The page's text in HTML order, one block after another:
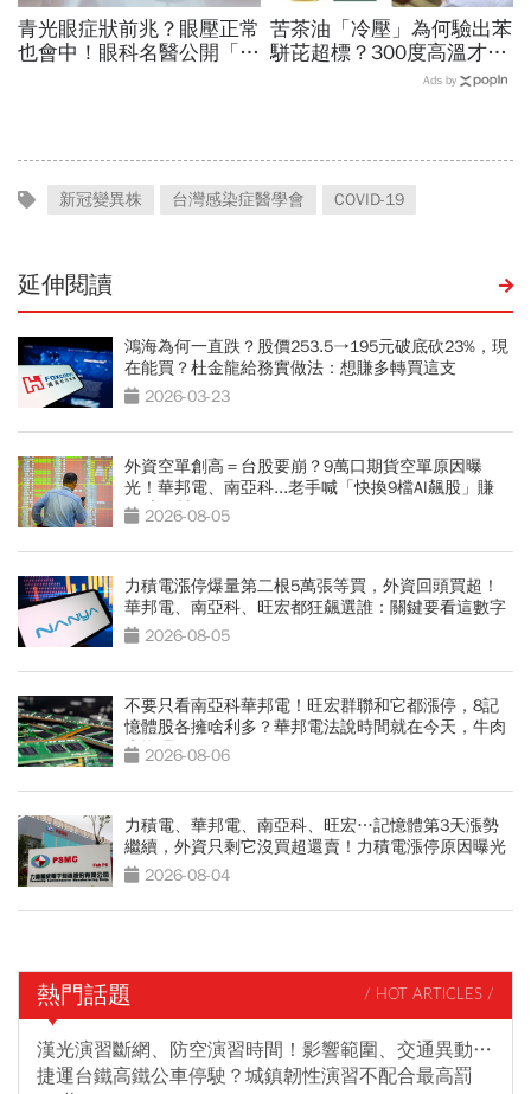
青光眼症狀前兆？眼壓正常
也會中！眼科名醫公開「護
苦茶油「冷壓」為何驗出苯
駢芘超標？300度高溫才大
量形成，哪個環節出問題？
Ads by
新冠變異株 台灣感染症醫學會 COVID-19
延伸閱讀
鴻海為何一直跌？股價253.5→195元破底砍23%，現
在能買？杜金龍給務實做法：想賺多轉買這支
2026-03-23
外資空單創高＝台股要崩？9萬口期貨空單原因曝
光！華邦電、南亞科...老手喊「快換9檔AI飆股」賺
Q3大行情
2026-08-05
力積電漲停爆量第二根5萬張等買，外資回頭買超！
華邦電、南亞科、旺宏都狂飆選誰：關鍵要看這數字
2026-08-05
不要只看南亞科華邦電！旺宏群聯和它都漲停，8記
憶體股各擁啥利多？華邦電法說時間就在今天，牛肉
大塊嗎
2026-08-06
力積電、華邦電、南亞科、旺宏…記憶體第3天漲勢
繼續，外資只剩它沒買超還賣！力積電漲停原因曝光
2026-08-04
熱門話題 / HOT ARTICLES /
漢光演習斷網、防空演習時間！影響範圍、交通異動…
捷運台鐵高鐵公車停駛？城鎮韌性演習不配合最高罰